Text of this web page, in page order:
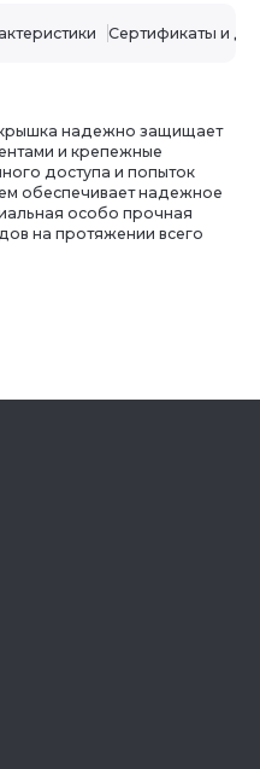
Сертификаты и
надежно защищает
и крепежные
доступа и попыток
обеспечивает надежное
особо прочная
на протяжении всего